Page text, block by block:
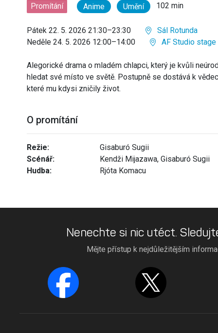
Promítání Anime Umění 102 min
Pátek 22. 5. 2026 21:30–23:30
Sál Rotunda
Neděle 24. 5. 2026 12:00–14:00
AF Studio stage
Alegorické drama o mladém chlapci, který je kvůli
hledat své místo ve světě. Postupně se dostává k
které mu kdysi zničily život.
O promítání
Režie:
Gisaburó Sugii
Scénář:
Kendži Mijazawa, Gisaburó Sugii
Hudba:
Rjóta Komacu
Nenechte si nic utéct.
Mějte přístup k nejdůležitějším